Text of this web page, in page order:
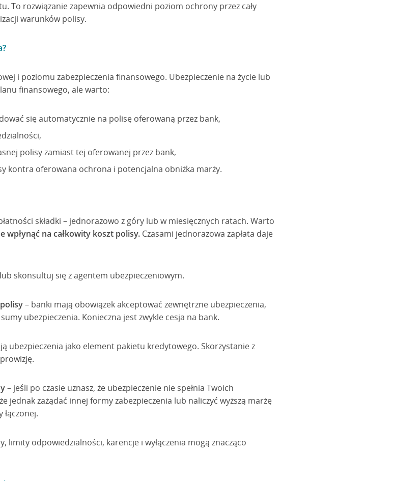
To rozwiązanie zapewnia odpowiedni poziom ochrony przez cały
warunków polisy.
i poziomu zabezpieczenia finansowego. Ubezpieczenie na życie lub
finansowego, ale warto:
się automatycznie na polisę oferowaną przez bank,
polisy zamiast tej oferowanej przez bank,
kontra oferowana ochrona i potencjalna obniżka marży.
składki – jednorazowo z góry lub w miesięcznych ratach. Warto
wpłynąć na całkowity koszt polisy. Czasami jednorazowa zapłata daje
skonsultuj się z agentem ubezpieczeniowym.
– banki mają obowiązek akceptować zewnętrzne ubezpieczenia,
ubezpieczenia. Konieczna jest zwykle cesja na bank.
ubezpieczenia jako element pakietu kredytowego. Skorzystanie z
– jeśli po czasie uznasz, że ubezpieczenie nie spełnia Twoich
jednak zażądać innej formy zabezpieczenia lub naliczyć wyższą marżę
limity odpowiedzialności, karencje i wyłączenia mogą znacząco